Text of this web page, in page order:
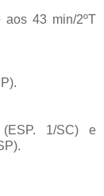
aos 43 min/2ºT
1/SC) e